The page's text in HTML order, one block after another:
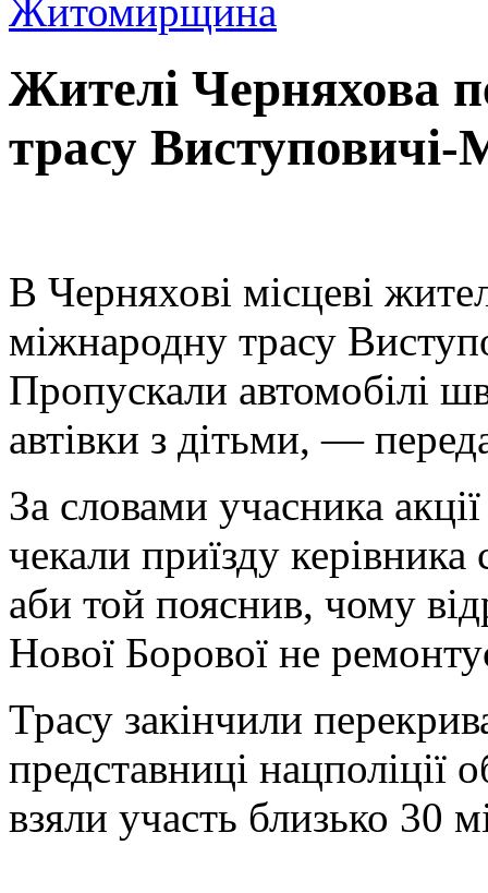
Житомирщина
Жителі Черняхова
трасу
В Черняхові місцеві
міжнародну трасу
Пропускали автомобілі
автівки з дітьми, —
За словами учасника
чекали приїзду
аби той пояснив, чому
Нової Борової не
Трасу закінчили
представниці нацполіції
взяли участь близько 30